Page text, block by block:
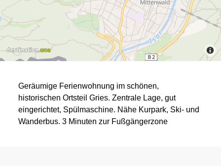
Geräumige Ferienwohnung im schönen,
historischen Ortsteil Gries. Zentrale Lage, gut
eingerichtet, Spülmaschine. Nähe Kurpark, Ski- und
Wanderbus. 3 Minuten zur Fußgängerzone